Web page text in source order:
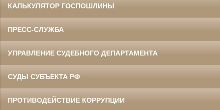
КАЛЬКУЛЯТОР ГОСПОШЛИНЫ
ПРЕСС-СЛУЖБА
УПРАВЛЕНИЕ СУДЕБНОГО ДЕПАРТАМЕНТА
СУДЫ СУБЪЕКТА РФ
ПРОТИВОДЕЙСТВИЕ КОРРУПЦИИ